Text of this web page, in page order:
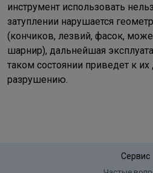
инструмент использовать
затуплении нарушается
(кончиков, лезвий, фасок,
шарнир), дальнейшая
таком состоянии приведет к
разрушению.
Сервис